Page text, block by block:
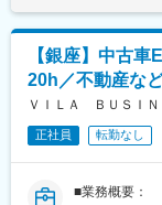
関する諸手続
・車両の鍵・
・動産・不動
・郵便物の受
・来客対応、
■当社の魅力：
能性がありま
【銀座】中古
20h／不動産な
ＶＩＬＡ ＢＵＳＩＮ
正社員 転勤なし
■業務概要：